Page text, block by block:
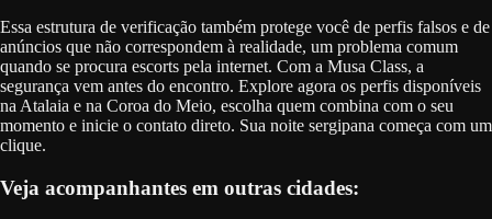
Essa estrutura de verificação também protege você de perfis falsos e de
anúncios que não correspondem à realidade, um problema comum
quando se procura escorts pela internet. Com a Musa Class, a
segurança vem antes do encontro. Explore agora os perfis disponíveis
na Atalaia e na Coroa do Meio, escolha quem combina com o seu
momento e inicie o contato direto. Sua noite sergipana começa com um
clique.
Veja acompanhantes em outras cidades: